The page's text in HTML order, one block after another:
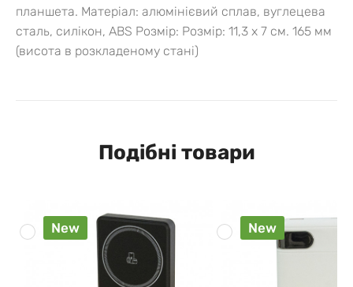
планшета. Матеріал: алюмінієвий сплав, вуглецева
сталь, силікон, ABS Розмір: Розмір: 11,3 x 7 см. 165 мм
(висота в розкладеному стані)
Подібні товари
New New